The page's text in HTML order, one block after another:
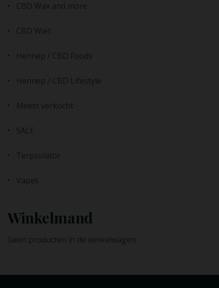
CBD Wax and more
CBD Wiet
Hennep / CBD Foods
Hennep / CBD Lifestyle
Meest verkocht
SALE
Terpsolator
Vapes
Winkelmand
Geen producten in de winkelwagen.